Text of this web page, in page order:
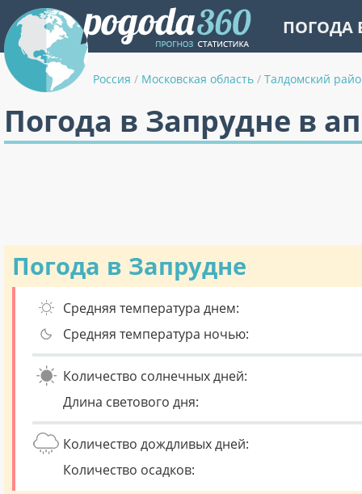
ПОГОДА
Россия / Московская область / Талдомский
Погода в Запрудне в
Погода в Запрудне
Средняя температура днем:
Средняя температура ночью:
Количество солнечных дней:
Длина светового дня:
Количество дождливых дней:
Количество осадков: